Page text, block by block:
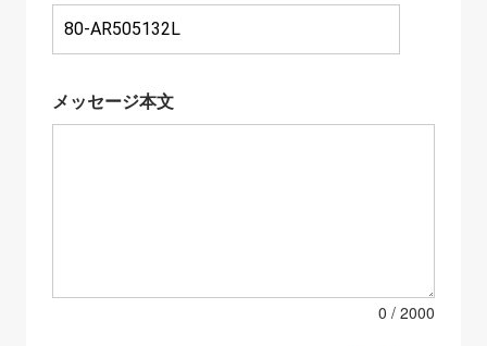
メッセージ本文
0